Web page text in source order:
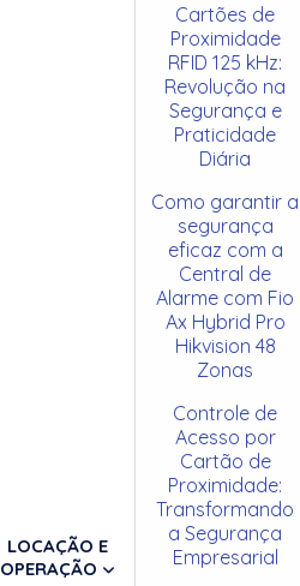
LOCAÇÃO E
OPERAÇÃO
Cartões de
Proximidade
RFID 125 kHz:
Revolução na
Segurança e
Praticidade
Diária
Como garantir a
segurança
eficaz com a
Central de
Alarme com Fio
Ax Hybrid Pro
Hikvision 48
Zonas
Controle de
Acesso por
Cartão de
Proximidade:
Transformando
a Segurança
Empresarial